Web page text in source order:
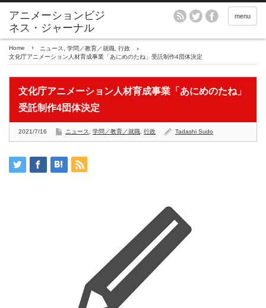
アニメーションビジ
ネス・ジャーナル
menu
Home ニュース 学問／教育／就職 行政
文化庁アニメーション人材育成事業「あにめのたね」受託制作4団体決定
文化庁アニメーション人材育成事業「あにめのたね」
受託制作4団体決定
2021/7/16 ニュース 学問／教育／就職 行政 Tadashi Sudo